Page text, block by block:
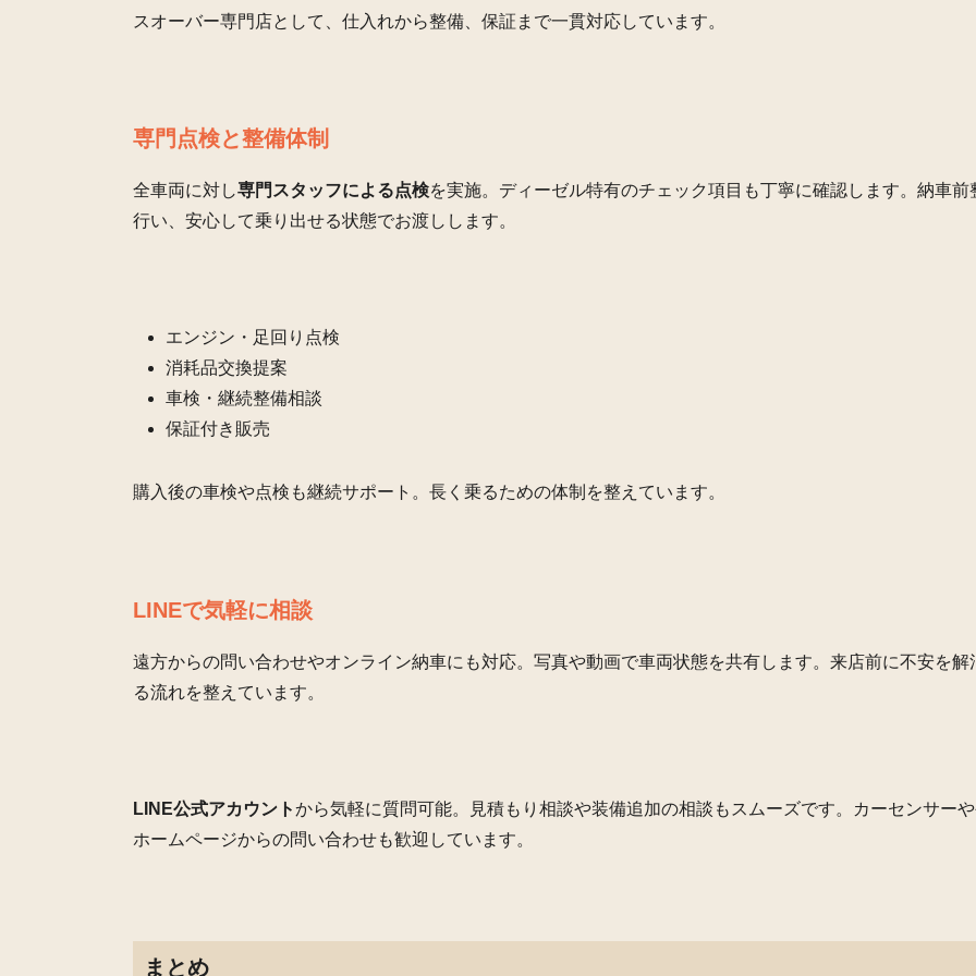
スオーバー専門店として、仕入れから整備、保証まで一貫対応しています。
専門点検と整備体制
全車両に対し専門スタッフによる点検を実施。ディーゼル特有のチェック項目も丁寧に確認します。納車前
行い、安心して乗り出せる状態でお渡しします。
エンジン・足回り点検
消耗品交換提案
車検・継続整備相談
保証付き販売
購入後の車検や点検も継続サポート。長く乗るための体制を整えています。
LINEで気軽に相談
遠方からの問い合わせやオンライン納車にも対応。写真や動画で車両状態を共有します。来店前に不安を解
る流れを整えています。
LINE公式アカウントから気軽に質問可能。見積もり相談や装備追加の相談もスムーズです。カーセンサー
ホームページからの問い合わせも歓迎しています。
まとめ